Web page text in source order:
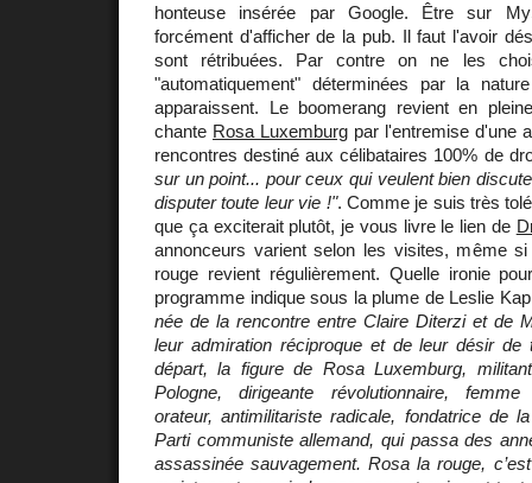
honteuse insérée par Google. Être sur
forcément d'afficher de la pub. Il faut l'avoir
sont rétribuées. Par contre on ne les
"automatiquement" déterminées par la
apparaissent. Le boomerang revient en
chante Rosa Luxemburg par l'entremise d'une
rencontres destiné aux célibataires 100% de
sur un point... pour ceux qui veulent bien
disputer toute leur vie !". Comme je suis très
que ça exciterait plutôt, je vous livre le lien de
annonceurs varient selon les visites, même
rouge revient régulièrement. Quelle ironie
programme indique sous la plume de Leslie
née de la rencontre entre Claire Diterzi et de
leur admiration réciproque et de leur désir de
départ, la figure de Rosa Luxemburg,
Pologne, dirigeante révolutionnaire,
orateur, antimilitariste radicale, fondatrice de
Parti communiste allemand, qui passa des
assassinée sauvagement. Rosa la rouge,